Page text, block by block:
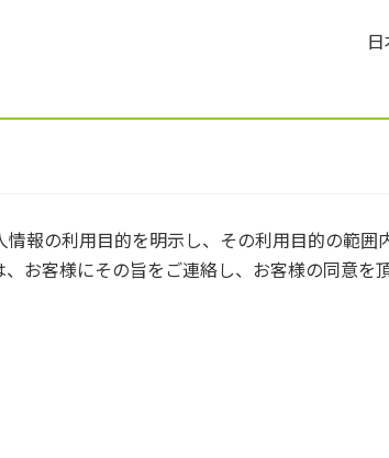
報の利用目的を明示し、その利用目的の範囲
お客様にその旨をご連絡し、お客様の同意を